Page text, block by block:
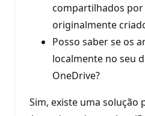
compartilhados por
originalmente
Posso saber se os
localmente no seu
OneDrive?
Sim, existe uma solução